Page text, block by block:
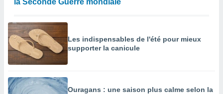
la Seconde Guerre mondiale
Les indispensables de l'été pour mieux
supporter la canicule
Ouragans : une saison plus calme selon la